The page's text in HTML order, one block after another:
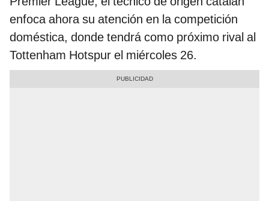
enfoca ahora su atención en la competición
doméstica, donde tendrá como próximo rival al
Tottenham Hotspur el miércoles 26.